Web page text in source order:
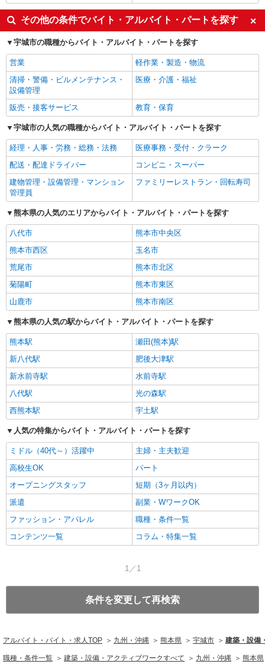
その他の条件でバイト・アルバイト・パートを探す
宇城市の職種からバイト・アルバイト・パートを探す
営業
軽作業・製造・物流
清掃・警備・ビルメンテナンス・
設備管理
医療・介護・福祉
販売・接客サービス 教育・保育
宇城市の人気の職種からバイト・アルバイト・パートを探す
経理・人事・労務・総務・法務
医療事務・受付・クラーク
配送・配達ドライバー
コンビニ・スーパー
建物管理・設備管理・マンション
管理員
ファミリーレストラン・回転寿司
熊本県の人気のエリアからバイト・アルバイト・パートを探す
八代市
熊本市中央区
熊本市西区
玉名市
荒尾市
熊本市北区
菊陽町
熊本市東区
山鹿市
熊本市南区
熊本県の人気の駅からバイト・アルバイト・パートを探す
熊本駅
瀬田(熊本)駅
新八代駅
肥後大津駅
新水前寺駅
水前寺駅
八代駅
光の森駅
西熊本駅
宇土駅
人気の特集からバイト・アルバイト・パートを探す
ミドル（40代～）活躍中
主婦・主夫歓迎
高校生OK
パート
オープニングスタッフ
短期（3ヶ月以内）
派遣
副業・WワークOK
ファッション・アパレル
職種・条件一覧
コンテンツ一覧
コラム・特集一覧
1／1
条件を変更して再検索
アルバイト・バイト・求人TOP 九州・沖縄 熊本県 宇城市 建築・設備
職種・条件一覧 建築・設備・アクティブワークすべて 九州・沖縄 熊本県